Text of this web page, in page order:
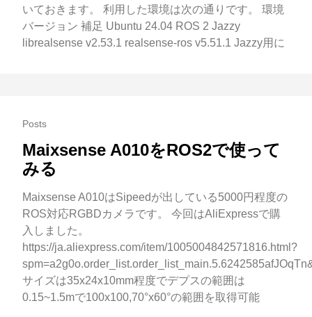
いておきます。 利用した環境は次の通りです。 環境
バージョン 補足 Ubuntu 24.04 ROS 2 Jazzy
librealsense v2.53.1 realsense-ros v5.51.1 Jazzy用に
Posts
Maixsense A010をROS2で使って
みる
Maixsense A010はSipeedが出している5000円程度の
ROS対応RGBDカメラです。 今回はAliExpressで購
入しました。
https://ja.aliexpress.com/item/1005004842571816.html?
サイズは35x24x10mm程度でデプスの範囲は
0.15~1.5mで100x100,70°x60°の範囲を取得可能